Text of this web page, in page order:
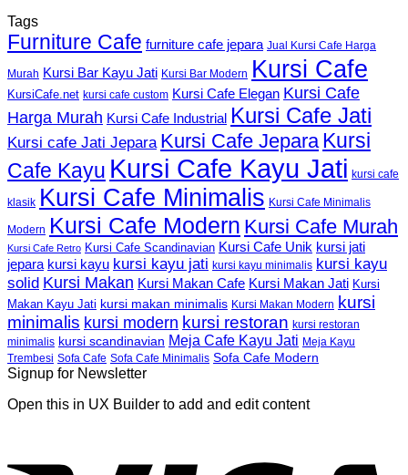
Tags
Furniture Cafe furniture cafe jepara Jual Kursi Cafe Harga
Murah Kursi Bar Kayu Jati Kursi Bar Modern Kursi Cafe
KursiCafe.net kursi cafe custom Kursi Cafe Elegan Kursi Cafe
Harga Murah Kursi Cafe Industrial Kursi Cafe Jati
Kursi cafe Jati Jepara Kursi Cafe Jepara Kursi
Cafe Kayu Kursi Cafe Kayu Jati kursi cafe
klasik Kursi Cafe Minimalis Kursi Cafe Minimalis
Modern Kursi Cafe Modern Kursi Cafe Murah
Kursi Cafe Retro Kursi Cafe Scandinavian Kursi Cafe Unik kursi jati
jepara kursi kayu kursi kayu jati kursi kayu minimalis kursi kayu
solid Kursi Makan Kursi Makan Cafe Kursi Makan Jati Kursi
Makan Kayu Jati kursi makan minimalis Kursi Makan Modern
kursi
minimalis kursi modern kursi restoran kursi restoran
minimalis kursi scandinavian Meja Cafe Kayu Jati Meja Kayu
Trembesi Sofa Cafe Sofa Cafe Minimalis Sofa Cafe Modern
Signup for Newsletter
Open this in UX Builder to add and edit content